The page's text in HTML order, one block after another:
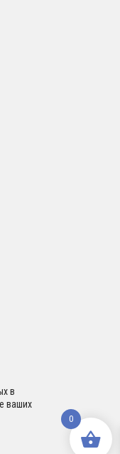
в
ваших
0